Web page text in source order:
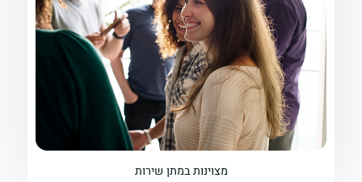
מצוינות במתן שירות